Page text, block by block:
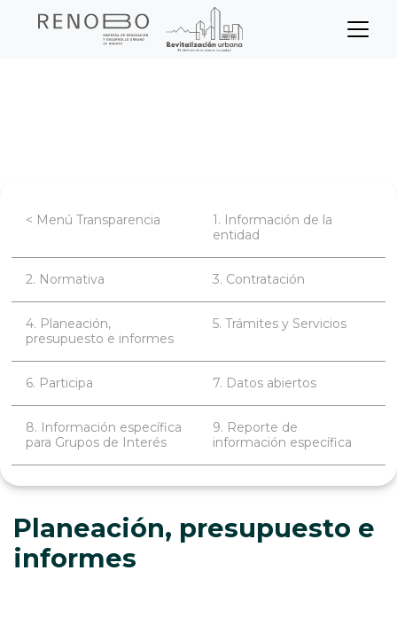
Sitio Web Empresa de
Transparencia
< Menú Transparencia
1. Información de la
entidad
2. Normativa 3. Contratación
4. Planeación,
presupuesto e informes
5. Trámites y Servicios
6. Participa 7. Datos abiertos
8. Información específica
para Grupos de Interés
9. Reporte de
información específica
Planeación, presupuesto e
informes